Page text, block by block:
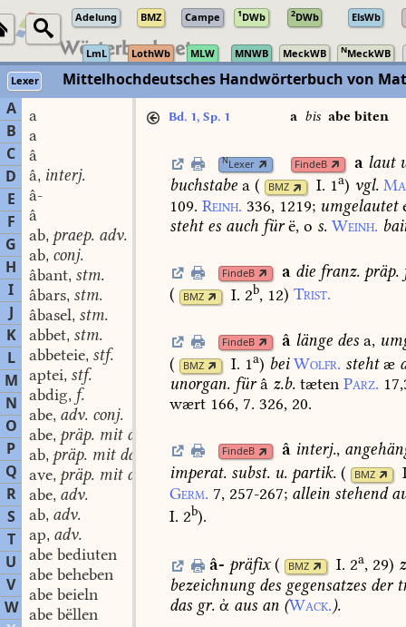
Adelung BMZ Campe 1DWb 2DWb ElsWb
LmL LothWb MLW MNWB MeckWB NMeckWB
Lexer
Mittelhochdeutsches Handwörterbuch von
A
B
C
D
E
F
G
H
I
J
K
L
M
N
O
P
Q
R
S
T
U
V
W
a
a
â
â, interj.
â-
â
ab, praep. adv.
ab, conj.
âbant, stm.
âbars, stm.
âbasel, stm.
abbet, stm.
abbeteie, stf.
aptei, stf.
abdig, f.
abe, adv. conj.
abe, präp. mit dat.
ab, präp. mit dat.
ave, präp. mit dat.
abe, adv.
ab, adv.
ap, adv.
abe bediuten
abe beheben
abe beieln
abe bëllen
Bd. 1, Sp. 1 abis abe biten
NLexer FindeB a laut
buchstabe a ( BMZ I. 1a) vgl.
109. Reinh. 336, 1219; umgelautet
stehtes auch fürë, o s. Weinh.
FindeB a die franz. präp.
(
BMZ I. 2b, 12) Trist.
FindeB â länge des a,
(
BMZ I. 1a) bei Wolfr. stehtæ
unorgan. fürâ z.b. tæten Parz.
wært 166, 7. 326, 20.
FindeB â interj.,
imperat. subst. u. partik. ( BMZ
Germ. 7, 257-267; allein stehend
I. 2b).
â- präfix ( BMZ I. 2a, 29)
bezeichnungdes gegensatzes der
das gr. ἀ aus an (Wack.).